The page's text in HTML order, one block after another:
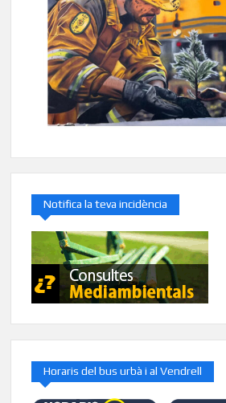
Notifica la teva incidència
Horaris del bus urbà i al Vendrell